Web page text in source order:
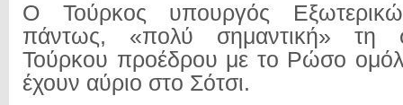
Ο Τούρκος υπουργός
πάντως, «πολύ σημαντική» τη
Τούρκου προέδρου με το Ρώσο
έχουν αύριο στο Σότσι.